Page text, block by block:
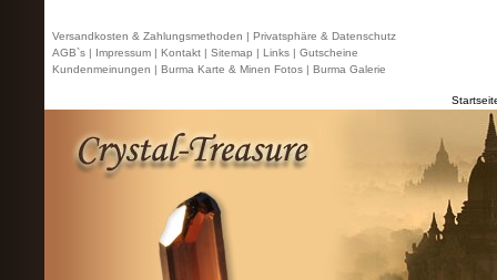
Versandkosten & Zahlungsmethoden | Privatsphäre & Datenschutz
AGB`s | Impressum | Kontakt | Sitemap | Links | Gutscheine
Kundenmeinungen | Burma Karte & Minen Fotos | Burma Galerie